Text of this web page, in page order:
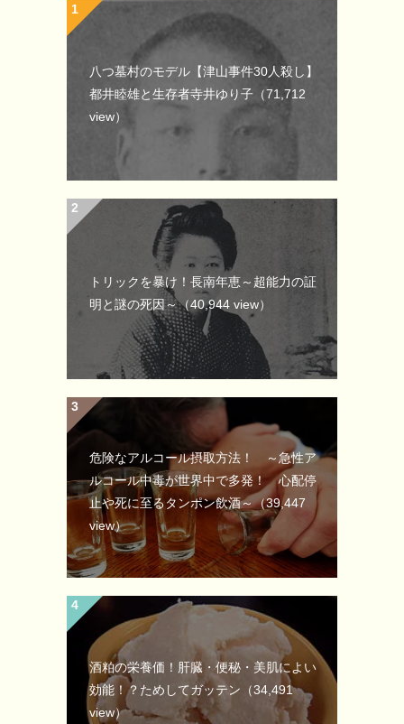
八つ墓村のモデル【津山事件30人殺し】
都井睦雄と生存者寺井ゆり子 （71,712
view）
トリックを暴け！長南年恵～超能力の証
明と謎の死因～（40,944 view）
危険なアルコール摂取方法！ ～急性ア
ルコール中毒が世界中で多発！ 心配停
止や死に至るタンポン飲酒～（39,447
view）
酒粕の栄養価！肝臓・便秘・美肌によい
効能！？ためしてガッテン （34,491
view）